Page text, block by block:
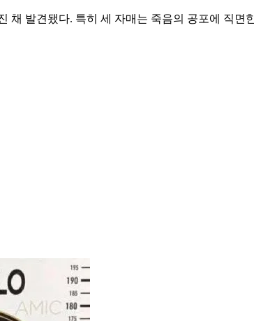
발견됐다. 특히 세 자매는 죽음의 공포에 직면